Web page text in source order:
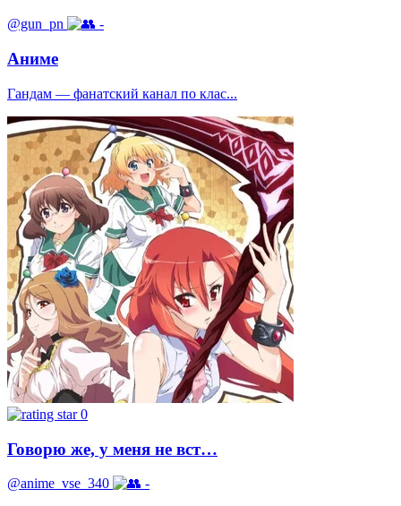
@gun_pn -
Аниме
Гандам — фанатский канал по клас...
0
Говорю же, у меня не вст…
@anime_vse_340 -